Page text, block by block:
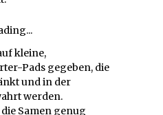
kleine,
Pads gegeben, die
und in der
werden.
Samen genug